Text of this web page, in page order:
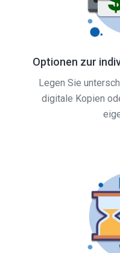
Optionen zur
Legen Sie
digitale Kopien